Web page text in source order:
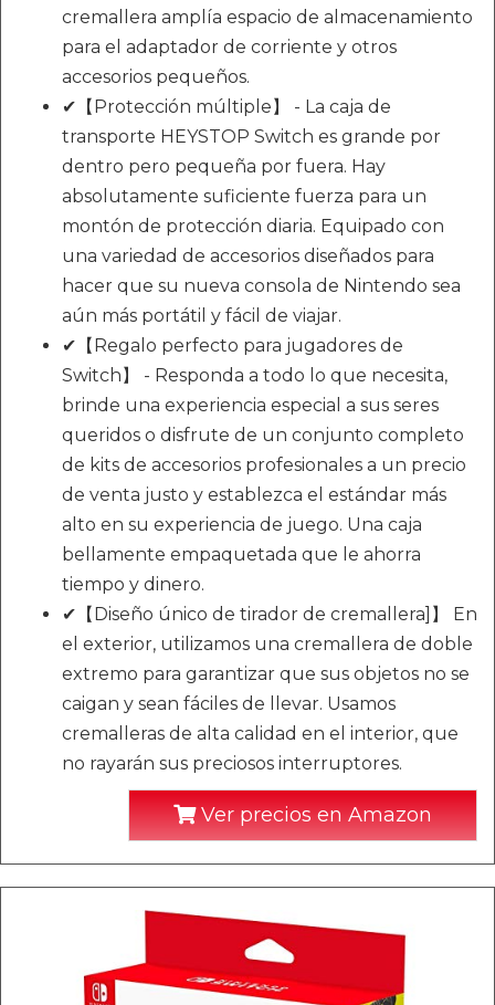
cremallera amplía espacio de almacenamiento
para el adaptador de corriente y otros
accesorios pequeños.
✔【Protección múltiple】 - La caja de
transporte HEYSTOP Switch es grande por
dentro pero pequeña por fuera. Hay
absolutamente suficiente fuerza para un
montón de protección diaria. Equipado con
una variedad de accesorios diseñados para
hacer que su nueva consola de Nintendo sea
aún más portátil y fácil de viajar.
✔【Regalo perfecto para jugadores de
Switch】 - Responda a todo lo que necesita,
brinde una experiencia especial a sus seres
queridos o disfrute de un conjunto completo
de kits de accesorios profesionales a un precio
de venta justo y establezca el estándar más
alto en su experiencia de juego. Una caja
bellamente empaquetada que le ahorra
tiempo y dinero.
✔【Diseño único de tirador de cremallera]】 En
el exterior, utilizamos una cremallera de doble
extremo para garantizar que sus objetos no se
caigan y sean fáciles de llevar. Usamos
cremalleras de alta calidad en el interior, que
no rayarán sus preciosos interruptores.
Ver precios en Amazon